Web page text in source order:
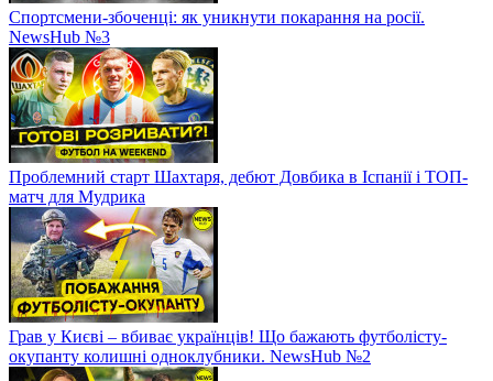
Спортсмени-збоченці: як уникнути покарання на росії.
NewsHub №3
Проблемний старт Шахтаря, дебют Довбика в Іспанії і ТОП-
матч для Мудрика
Грав у Києві – вбиває українців! Що бажають футболісту-
окупанту колишні одноклубники. NewsHub №2